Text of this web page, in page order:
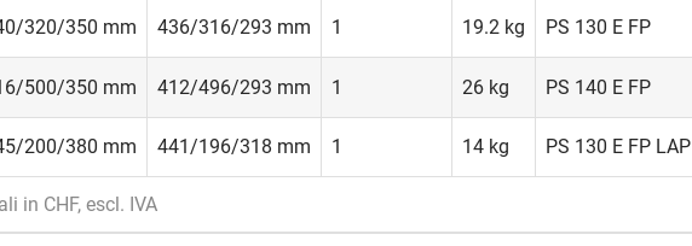
320/350 mm 436/316/293 mm 1 19.2 kg PS 130 E FP
500/350 mm 412/496/293 mm 1 26 kg PS 140 E FP
200/380 mm 441/196/318 mm 1 14 kg PS 130 E FP LAP
in CHF, escl. IVA